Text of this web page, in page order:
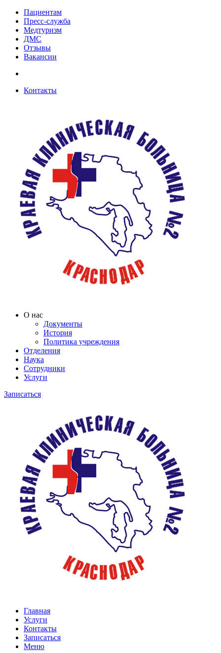
Пациентам
Пресс-служба
Медтуризм
ДМС
Отзывы
Вакансии
Контакты
О нас
Документы
История
Политика учреждения
Отделения
Наука
Сотрудники
Услуги
Записаться
Главная
Услуги
Контакты
Записаться
Меню